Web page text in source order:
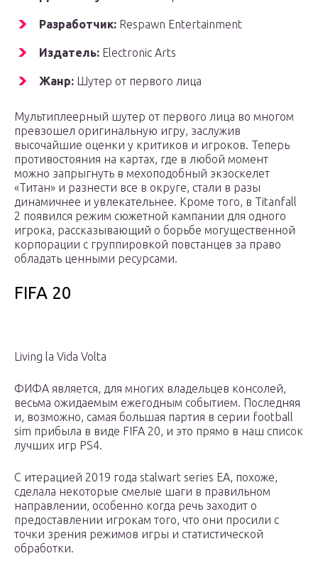
Разработчик: Respawn Entertainment
Издатель: Electronic Arts
Жанр: Шутер от первого лица
Мультиплеерный шутер от первого лица во многом
превзошел оригинальную игру, заслужив
высочайшие оценки у критиков и игроков. Теперь
противостояния на картах, где в любой момент
можно запрыгнуть в мехоподобный экзоскелет
«Титан» и разнести все в округе, стали в разы
динамичнее и увлекательнее. Кроме того, в Titanfall
2 появился режим сюжетной кампании для одного
игрока, рассказывающий о борьбе могущественной
корпорации с группировкой повстанцев за право
обладать ценными ресурсами.
FIFA 20
Living la Vida Volta
ФИФА является, для многих владельцев консолей,
весьма ожидаемым ежегодным событием. Последняя
и, возможно, самая большая партия в серии football
sim прибыла в виде FIFA 20, и это прямо в наш список
лучших игр PS4.
С итерацией 2019 года stalwart series EA, похоже,
сделала некоторые смелые шаги в правильном
направлении, особенно когда речь заходит о
предоставлении игрокам того, что они просили с
точки зрения режимов игры и статистической
обработки.